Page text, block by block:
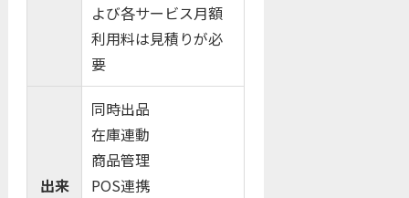
よび各サービス月額
利用料は見積りが必
要
出来
同時出品
在庫連動
商品管理
POS連携